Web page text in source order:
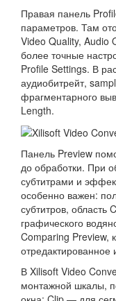
Правая панель
параметров. Там
Video Quality, Audio
более точные
Profile Settings. В
аудиобитрейт,
фрагментарного
Length.
Панель Preview
до обработки. При
субтитрами и
особенно важен:
субтитров, область
графического
Comparing Preview,
В Xilisoft Video
монтажной шкалы,